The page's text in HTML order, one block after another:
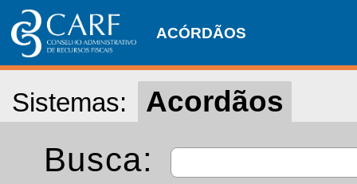
ACÓRDÃOS
Sistemas: Acordãos
Busca: